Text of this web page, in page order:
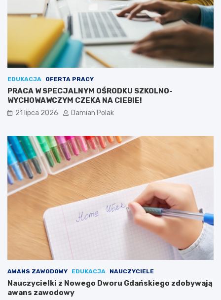
EDUKACJA OFERTA PRACY
PRACA W SPECJALNYM OŚRODKU SZKOLNO-
WYCHOWAWCZYM CZEKA NA CIEBIE!
21 lipca 2026 Damian Polak
AWANS ZAWODOWY EDUKACJA NAUCZYCIELE
Nauczycielki z Nowego Dworu Gdańskiego zdobywają
awans zawodowy